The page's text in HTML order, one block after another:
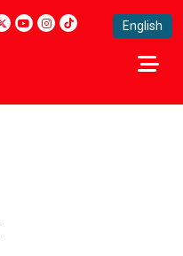
English